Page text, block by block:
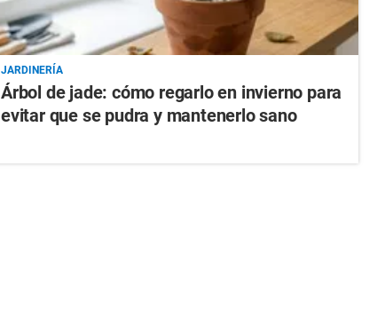
JARDINERÍA
Árbol de jade: cómo regarlo en invierno para
evitar que se pudra y mantenerlo sano